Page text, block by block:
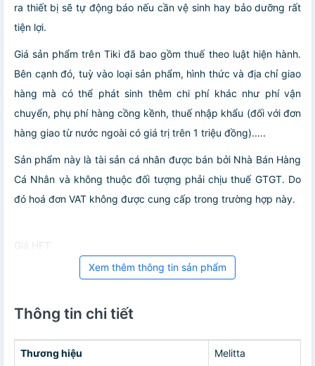
ra thiết bị sẽ tự động báo nếu cần vệ sinh hay bảo dưỡng rất
tiện lợi.
Giá sản phẩm trên Tiki đã bao gồm thuế theo luật hiện hành.
Bên cạnh đó, tuỳ vào loại sản phẩm, hình thức và địa chỉ giao
hàng mà có thể phát sinh thêm chi phí khác như phí vận
chuyển, phụ phí hàng cồng kềnh, thuế nhập khẩu (đối với đơn
hàng giao từ nước ngoài có giá trị trên 1 triệu đồng).....
Sản phẩm này là tài sản cá nhân được bán bởi Nhà Bán Hàng
Cá Nhân và không thuộc đối tượng phải chịu thuế GTGT. Do
đó hoá đơn VAT không được cung cấp trong trường hợp này.
Giá HFT
Xem thêm thông tin sản phẩm
Thông tin chi tiết
Thương hiệu Melitta